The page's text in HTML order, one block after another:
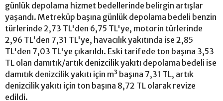
günlük depolama hizmet bedellerinde belirgin artışlar
yaşandı. Metreküp başına günlük depolama bedeli benzin
türlerinde 2,73 TL'den 6,75 TL'ye, motorin türlerinde
2,96 TL'den 7,31 TL'ye, havacılık yakıtında ise 2,85
TL'den 7,03 TL'ye çıkarıldı. Eski tarifede ton başına 3,53
TL olan damıtık/artık denizcilik yakıtı depolama bedeli ise
damıtık denizcilik yakıtı için m³ başına 7,31 TL, artık
denizcilik yakıtı için ton başına 8,72 TL olarak revize
edildi.